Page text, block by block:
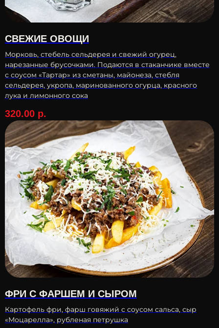
СВЕЖИЕ ОВОЩИ
Морковь, стебель сельдерея и свежий огурец,
нарезанные брусочками. Подаются в стаканчике вместе
с соусом «Тартар» из сметаны, майонеза, стебля
сельдерея, укропа, маринованного огурца, красного
лука и лимонного сока
320.00 р.
ФРИ С ФАРШЕМ И СЫРОМ
Картофель фри, фарш говяжий с соусом сальса, сыр
«Моцарелла», рубленая петрушка